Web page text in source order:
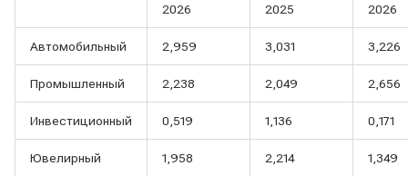
2026 2025 2026
Автомобильный 2,959 3,031 3,226
Промышленный 2,238 2,049 2,656
Инвестиционный 0,519 1,136 0,171
Ювелирный 1,958 2,214 1,349